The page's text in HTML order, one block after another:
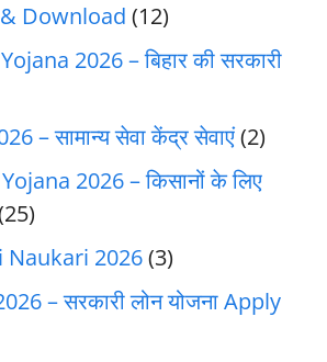
Download (12)
2026 – बिहार की सरकारी
– सामान्य सेवा केंद्र सेवाएं(2)
2026 – किसानों के लिए
Naukari 2026(3)
– सरकारी लोन योजना Apply